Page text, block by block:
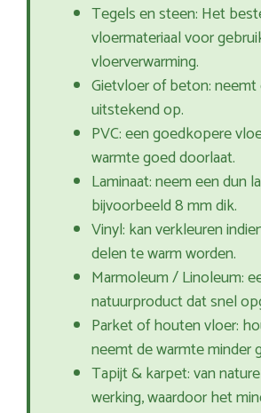
Tegels en steen: Het
vloermateriaal voor
vloerverwarming.
Gietvloer of beton:
uitstekend op.
PVC: een goedkopere
warmte goed doorlaat.
Laminaat: neem een dun
bijvoorbeeld 8 mm dik.
Vinyl: kan verkleuren
delen te warm worden.
Marmoleum / Linoleum:
natuurproduct dat snel
Parket of houten vloer:
neemt de warmte minder
Tapijt & karpet: van
werking, waardoor het